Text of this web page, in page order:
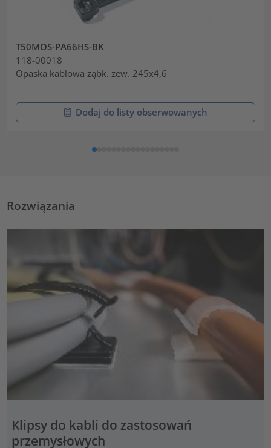
T50MOS-PA66HS-BK
118-00018
Opaska kablowa ząbk. zew. 245x4,6
Dodaj do listy obserwowanych
Rozwiązania
Klipsy do kabli do zastosowań
przemysłowych